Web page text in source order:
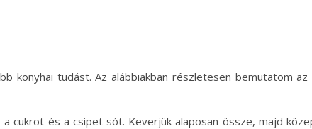
konyhai tudást. Az alábbiakban részletesen bemutatom az
cukrot és a csipet sót. Keverjük alaposan össze, majd